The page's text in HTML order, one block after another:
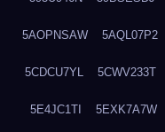
5AOPNSAW 5AQL07P2
5CDCU7YL 5CWV233T
5E4JC1TI 5EXK7A7W